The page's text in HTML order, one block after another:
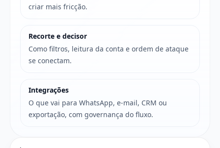
criar mais fricção.
Recorte e decisor
Como filtros, leitura da conta e ordem de ataque
se conectam.
Integrações
O que vai para WhatsApp, e-mail, CRM ou
exportação, com governança do fluxo.